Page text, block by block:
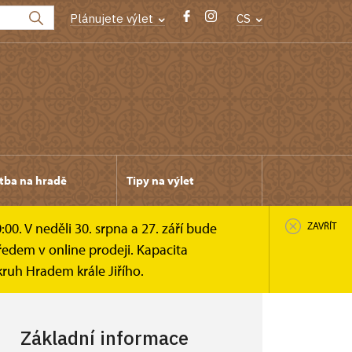
Plánujete výlet CS
na hradě Tipy na výlet
V neděli 30. srpna a 27. září bude
v online prodeji. Kapacita
Hradem krále Jiřího.
ZAVŘÍT
Základní informace